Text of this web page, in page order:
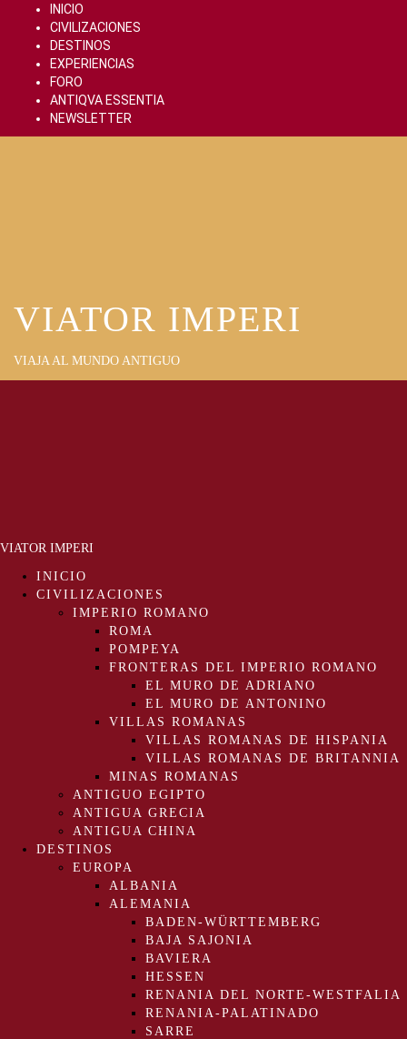
content
INICIO
CIVILIZACIONES
DESTINOS
EXPERIENCIAS
FORO
ANTIQVA ESSENTIA
NEWSLETTER
VIATOR IMPERI
VIAJA AL MUNDO ANTIGUO
VIATOR IMPERI
INICIO
CIVILIZACIONES
IMPERIO ROMANO
ROMA
POMPEYA
FRONTERAS DEL IMPERIO ROMANO
EL MURO DE ADRIANO
EL MURO DE ANTONINO
VILLAS ROMANAS
VILLAS ROMANAS DE HISPANIA
VILLAS ROMANAS DE BRITANNIA
MINAS ROMANAS
ANTIGUO EGIPTO
ANTIGUA GRECIA
ANTIGUA CHINA
DESTINOS
EUROPA
ALBANIA
ALEMANIA
BADEN-WÜRTTEMBERG
BAJA SAJONIA
BAVIERA
HESSEN
RENANIA DEL NORTE-WESTFALIA
RENANIA-PALATINADO
SARRE